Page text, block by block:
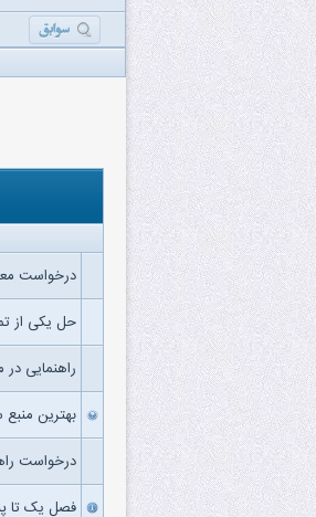
درخواست
حل یکی از
راهنمایی در
بهترین منبع
درخواست
فصل یک تا